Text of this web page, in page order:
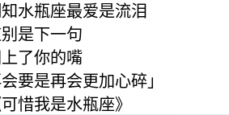
水瓶座最爱是流泪
是下一句
了你的嘴
要是再会更加心碎」
惜我是水瓶座》